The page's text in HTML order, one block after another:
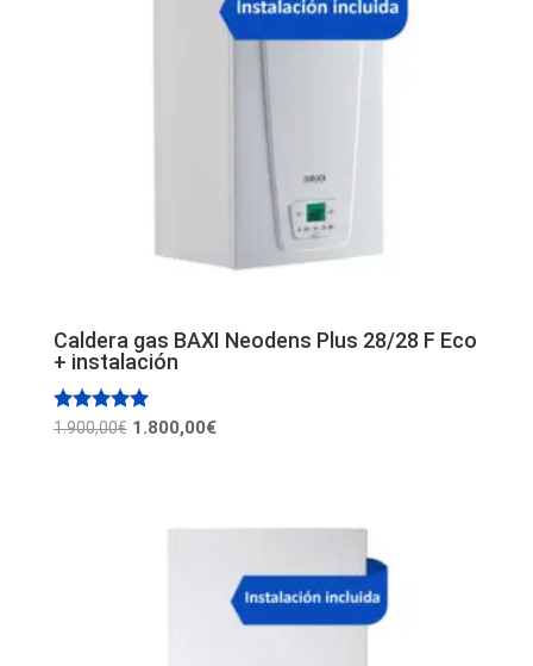
Caldera gas BAXI Neodens Plus 28/28 F Eco
+ instalación
Valorado
1.900,00€ El
1.800,00€El